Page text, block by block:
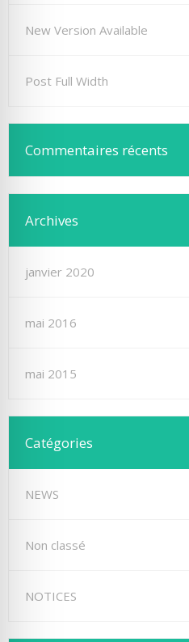
New Version Available
Post Full Width
Commentaires récents
Archives
janvier 2020
mai 2016
mai 2015
Catégories
NEWS
Non classé
NOTICES